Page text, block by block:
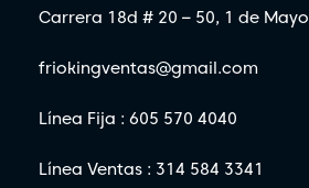
Carrera 18d # 20 – 50, 1 de Mayo
friokingventas@gmail.com
Línea Fija : 605 570 4040
Línea Ventas : 314 584 3341